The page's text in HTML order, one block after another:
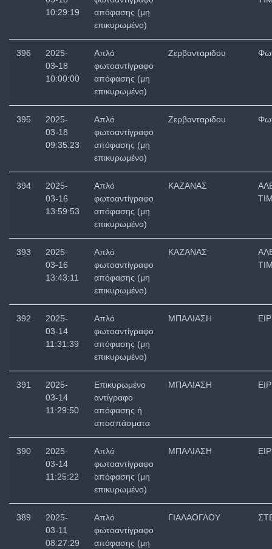
10:29:19
απόφασης (μη
επικυρωμένο)
396
2025-
03-18
10:00:00
Απλό
φωτοαντίγραφο
απόφασης (μη
επικυρωμένο)
Ζερβανταριδου
395
2025-
03-18
09:35:23
Απλό
φωτοαντίγραφο
απόφασης (μη
επικυρωμένο)
Ζερβανταριδου
394
2025-
03-16
13:59:53
Απλό
φωτοαντίγραφο
απόφασης (μη
επικυρωμένο)
ΚΑΖΑΝΑΣ
393
2025-
03-16
13:43:11
Απλό
φωτοαντίγραφο
απόφασης (μη
επικυρωμένο)
ΚΑΖΑΝΑΣ
392
2025-
03-14
11:31:39
Απλό
φωτοαντίγραφο
απόφασης (μη
επικυρωμένο)
ΜΠΑΛΙΑΣΗ
391
2025-
03-14
11:29:50
Επικυρωμένο
αντίγραφο
απόφασης ή
αποσπάσματα
ΜΠΑΛΙΑΣΗ
390
2025-
03-14
11:25:22
Απλό
φωτοαντίγραφο
απόφασης (μη
επικυρωμένο)
ΜΠΑΛΙΑΣΗ
389
2025-
03-11
08:27:29
Απλό
φωτοαντίγραφο
απόφασης (μη
ΓΙΑΛΑΟΓΛΟΥ